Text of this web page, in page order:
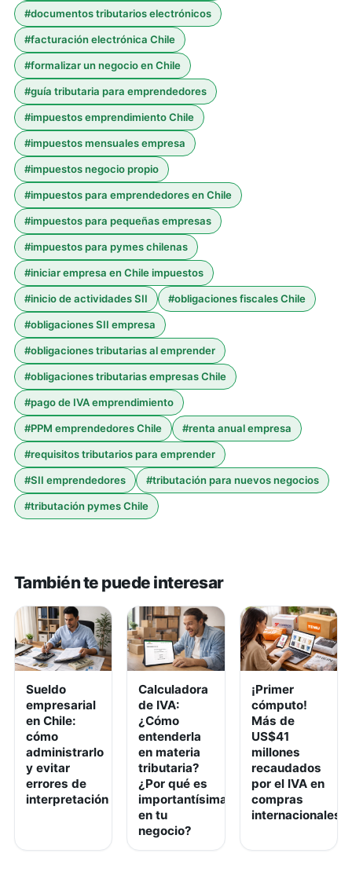
#documentos tributarios electrónicos
#facturación electrónica Chile
#formalizar un negocio en Chile
#guía tributaria para emprendedores
#impuestos emprendimiento Chile
#impuestos mensuales empresa
#impuestos negocio propio
#impuestos para emprendedores en Chile
#impuestos para pequeñas empresas
#impuestos para pymes chilenas
#iniciar empresa en Chile impuestos
#inicio de actividades SII #obligaciones fiscales Chile
#obligaciones SII empresa
#obligaciones tributarias al emprender
#obligaciones tributarias empresas Chile
#pago de IVA emprendimiento
#PPM emprendedores Chile #renta anual empresa
#requisitos tributarios para emprender
#SII emprendedores #tributación para nuevos negocios
#tributación pymes Chile
También te puede interesar
Sueldo
empresarial
en Chile:
cómo
administrarlo
y evitar
errores de
interpretación
Calculadora
de IVA:
¿Cómo
entenderla
en materia
tributaria?
¿Por qué es
importantísima
en tu
negocio?
¡Primer
cómputo!
Más de
US$41
millones
recaudados
por el IVA en
compras
internacionales